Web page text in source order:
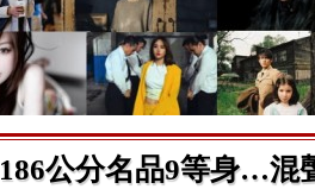
186公分名品9等身…混